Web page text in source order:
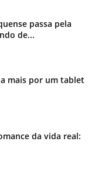
passa pela
de...
mais por um tablet
da vida real: